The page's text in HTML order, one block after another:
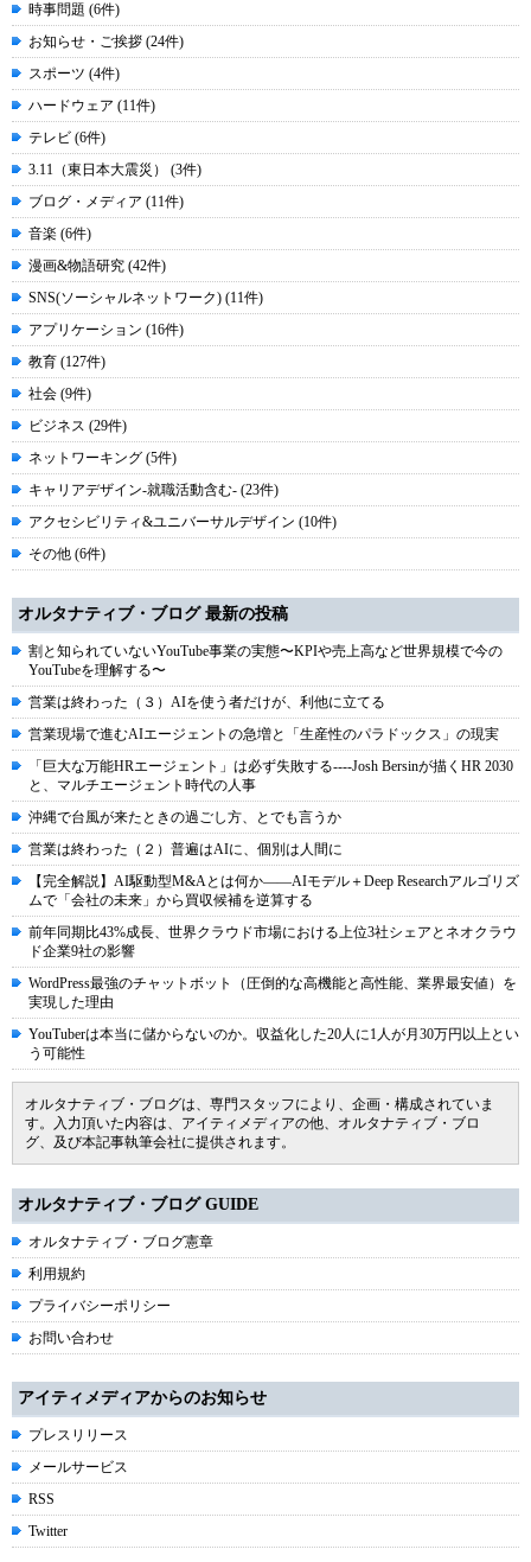
時事問題 (6件)
お知らせ・ご挨拶 (24件)
スポーツ (4件)
ハードウェア (11件)
テレビ (6件)
3.11（東日本大震災） (3件)
ブログ・メディア (11件)
音楽 (6件)
漫画&物語研究 (42件)
SNS(ソーシャルネットワーク) (11件)
アプリケーション (16件)
教育 (127件)
社会 (9件)
ビジネス (29件)
ネットワーキング (5件)
キャリアデザイン-就職活動含む- (23件)
アクセシビリティ&ユニバーサルデザイン (10件)
その他 (6件)
オルタナティブ・ブログ 最新の投稿
割と知られていないYouTube事業の実態〜KPIや売上高など世界規模で今の
YouTubeを理解する〜
営業は終わった（３）AIを使う者だけが、利他に立てる
営業現場で進むAIエージェントの急増と「生産性のパラドックス」の現実
「巨大な万能HRエージェント」は必ず失敗する----Josh Bersinが描くHR 2030
と、マルチエージェント時代の人事
沖縄で台風が来たときの過ごし方、とでも言うか
営業は終わった（２）普遍はAIに、個別は人間に
【完全解説】AI駆動型M&Aとは何か――AIモデル＋Deep Researchアルゴリズ
ムで「会社の未来」から買収候補を逆算する
前年同期比43%成長、世界クラウド市場における上位3社シェアとネオクラウ
ド企業9社の影響
WordPress最強のチャットボット（圧倒的な高機能と高性能、業界最安値）を
実現した理由
YouTuberは本当に儲からないのか。収益化した20人に1人が月30万円以上とい
う可能性
オルタナティブ・ブログは、専門スタッフにより、企画・構成されていま
す。入力頂いた内容は、アイティメディアの他、オルタナティブ・ブロ
グ、及び本記事執筆会社に提供されます。
オルタナティブ・ブログ GUIDE
オルタナティブ・ブログ憲章
利用規約
プライバシーポリシー
お問い合わせ
アイティメディアからのお知らせ
プレスリリース
メールサービス
RSS
Twitter